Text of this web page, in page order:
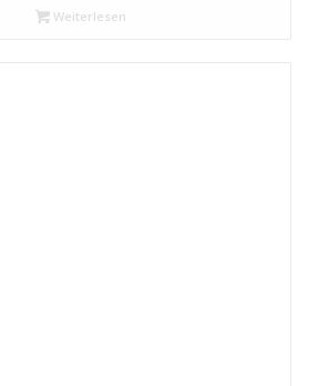
Weiterlesen